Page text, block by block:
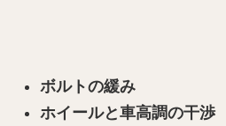
ボルトの緩み
ホイールと車高調の干渉